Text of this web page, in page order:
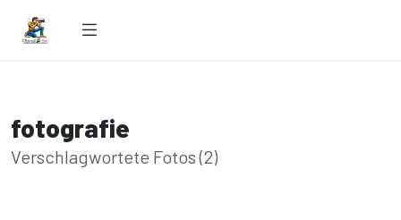
fotografie
Verschlagwortete Fotos (2)